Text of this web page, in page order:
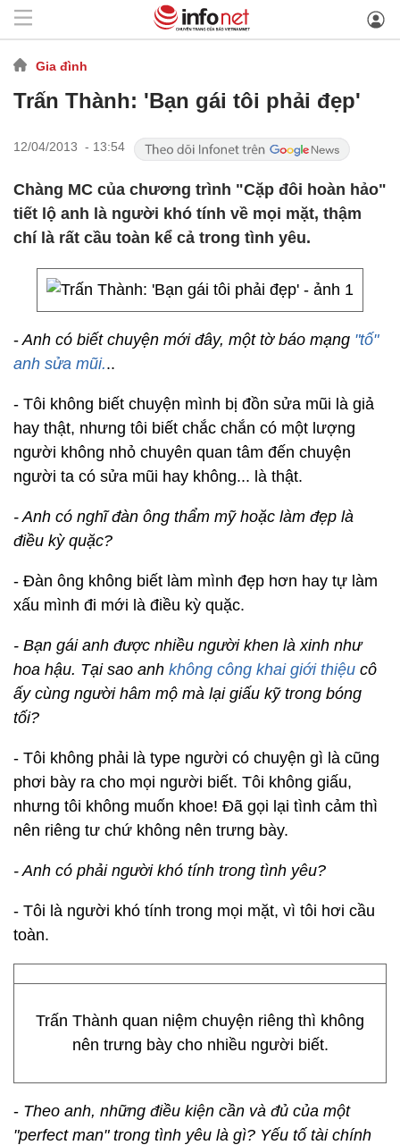
Gia đình
Trấn Thành: 'Bạn gái tôi phải đẹp'
12/04/2013 - 13:54
Chàng MC của chương trình "Cặp đôi hoàn hảo"
tiết lộ anh là người khó tính về mọi mặt, thậm
chí là rất cầu toàn kể cả trong tình yêu.
-Anh có biết chuyện mới đây, một tờ báo mạng "tố"
anh sửa mũi...
- Tôi không biết chuyện mình bị đồn sửa mũi là giả
hay thật, nhưng tôi biết chắc chắn có một lượng
người không nhỏ chuyên quan tâm đến chuyện
người ta có sửa mũi hay không... là thật.
- Anh có nghĩ đàn ông thẩm mỹ hoặc làm đẹp là
điều kỳ quặc?
- Đàn ông không biết làm mình đẹp hơn hay tự làm
xấu mình đi mới là điều kỳ quặc.
- Bạn gái anh được nhiều người khen là xinh như
hoa hậu. Tại sao anh không công khai giới thiệu cô
ấy cùng người hâm mộ mà lại giấu kỹ trong bóng
tối?
- Tôi không phải là type người có chuyện gì là cũng
phơi bày ra cho mọi người biết. Tôi không giấu,
nhưng tôi không muốn khoe! Đã gọi lại tình cảm thì
nên riêng tư chứ không nên trưng bày.
- Anh có phải người khó tính trong tình yêu?
- Tôi là người khó tính trong mọi mặt, vì tôi hơi cầu
toàn.
Trấn Thành quan niệm chuyện riêng thì không
nên trưng bày cho nhiều người biết.
- Theo anh, những điều kiện cần và đủ của một
"perfect man" trong tình yêu là gì? Yếu tố tài chính